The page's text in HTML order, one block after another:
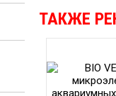
ТАКЖЕ